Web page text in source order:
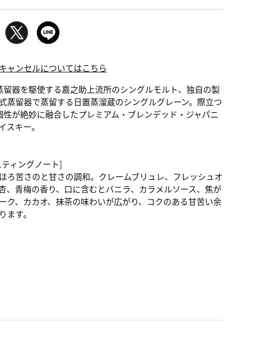
ャンセルについてはこちら
留器を駆使する嘉之助上流所のシングルモルト、独自の製
蒸留器で蒸留する日置蒸溜蔵のシングルグレーン。際立つ
性が絶妙に融合したプレミアム・ブレンデッド・ジャパニ
スキー。
ィングノート]
ろ苦さのと甘さの調和。クレームブリュレ、フレッシュオ
、青梅の香り、口に含むとバニラ、カラメルソース、焦が
ク、カカオ、抹茶の味わいが広がり、コクのある甘苦い余
ます。